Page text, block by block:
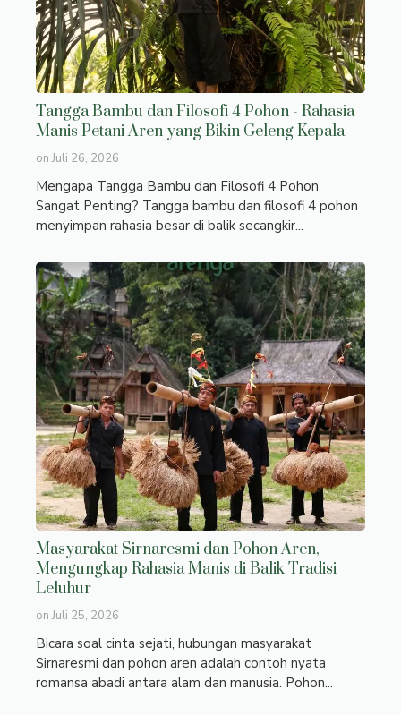
Tangga Bambu dan Filosofi 4 Pohon - Rahasia
Manis Petani Aren yang Bikin Geleng Kepala
on Juli 26, 2026
Mengapa Tangga Bambu dan Filosofi 4 Pohon
Sangat Penting? Tangga bambu dan filosofi 4 pohon
menyimpan rahasia besar di balik secangkir...
Masyarakat Sirnaresmi dan Pohon Aren,
Mengungkap Rahasia Manis di Balik Tradisi
Leluhur
on Juli 25, 2026
Bicara soal cinta sejati, hubungan masyarakat
Sirnaresmi dan pohon aren adalah contoh nyata
romansa abadi antara alam dan manusia. Pohon...